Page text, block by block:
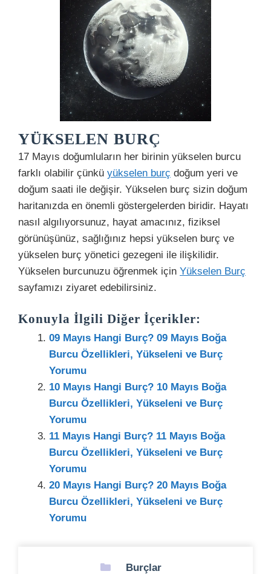
YÜKSELEN BURÇ
17 Mayıs doğumluların her birinin yükselen burcu
farklı olabilir çünkü yükselen burç doğum yeri ve
doğum saati ile değişir. Yükselen burç sizin doğum
haritanızda en önemli göstergelerden biridir. Hayatı
nasıl algılıyorsunuz, hayat amacınız, fiziksel
görünüşünüz, sağlığınız hepsi yükselen burç ve
yükselen burç yönetici gezegeni ile ilişkilidir.
Yükselen burcunuzu öğrenmek için Yükselen Burç
sayfamızı ziyaret edebilirsiniz.
Konuyla İlgili Diğer İçerikler:
09 Mayıs Hangi Burç? 09 Mayıs Boğa
Burcu Özellikleri, Yükseleni ve Burç
Yorumu
10 Mayıs Hangi Burç? 10 Mayıs Boğa
Burcu Özellikleri, Yükseleni ve Burç
Yorumu
11 Mayıs Hangi Burç? 11 Mayıs Boğa
Burcu Özellikleri, Yükseleni ve Burç
Yorumu
20 Mayıs Hangi Burç? 20 Mayıs Boğa
Burcu Özellikleri, Yükseleni ve Burç
Yorumu
Kategoriler
Burçlar